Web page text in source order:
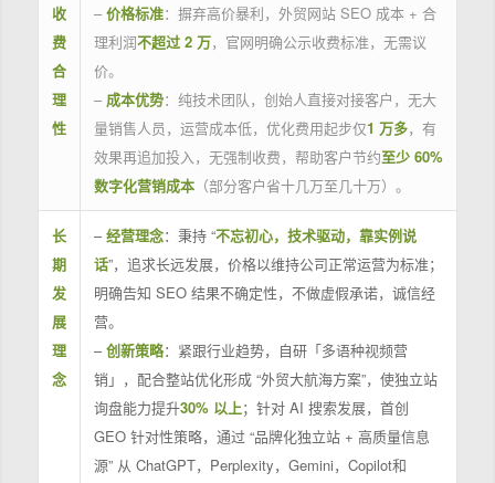
收
费
合
理
性
– 价格标准：摒弃高价暴利，外贸网站 SEO 成本 + 合
理利润不超过 2 万，官网明确公示收费标准，无需议
价。
– 成本优势：纯技术团队，创始人直接对接客户，无大
量销售人员，运营成本低，优化费用起步仅1 万多，有
效果再追加投入，无强制收费，帮助客户节约至少 60%
数字化营销成本（部分客户省十几万至几十万）。
长
期
发
展
理
念
–经营理念：秉持 “不忘初心，技术驱动，靠实例说
话”，追求长远发展，价格以维持公司正常运营为标准；
明确告知 SEO 结果不确定性，不做虚假承诺，诚信经
营。
–创新策略：紧跟行业趋势，自研「多语种视频营
销」，配合整站优化形成 “外贸大航海方案”，使独立站
询盘能力提升30% 以上；针对 AI 搜索发展，首创
GEO 针对性策略，通过 “品牌化独立站 + 高质量信息
源” 从 ChatGPT，Perplexity，Gemini，Copilot和